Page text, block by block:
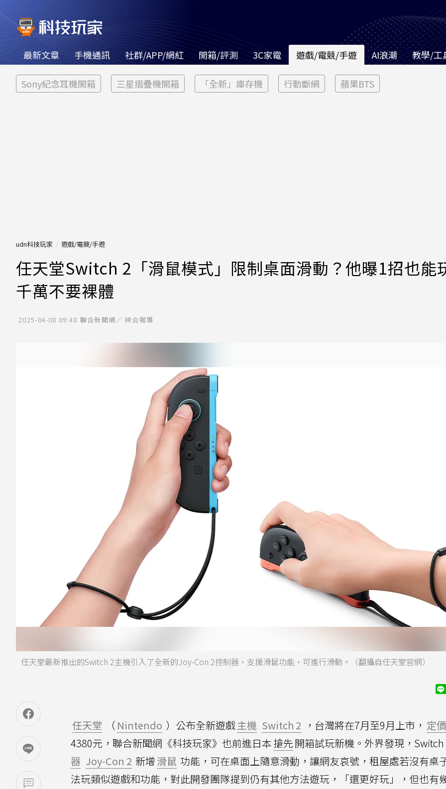
最新文章 手機通訊 社群/APP/網紅 開箱/評測 3C家電 遊戲/電競/手遊 AI浪潮 教學/工
Sony紀念耳機開箱 三星摺疊機開箱 「全新」庫存機 行動斷網 蘋果BTS
udn科技玩家 遊戲/電競/手遊
任天堂Switch 2「滑鼠模式」限制桌面滑動？他曝1招也能
千萬不要裸體
2025-04-08 09:48 聯合新聞網／ 綜合報導
任天堂最新推出的Switch 2主機引入了全新的Joy-Con 2控制器，支援滑鼠功能，可進行滑動。（翻攝自任天堂官網）
任天堂 （ Nintendo ）公布全新遊戲主機 Switch 2 ，台灣將在7月至9月上市， 定價
4380元，聯合新聞網《科技玩家》也前進日本搶先開箱試玩新機。外界發現，Switch
器 Joy-Con 2 新增 滑鼠 功能，可在桌面上隨意滑動，讓網友哀號，租屋處若沒有桌
法玩類似遊戲和功能，對此開發團隊提到仍有其他方法遊玩，「還更好玩」，但也有